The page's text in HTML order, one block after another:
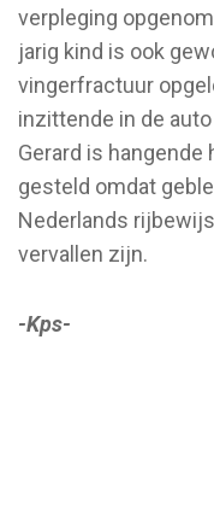
verpleging
jarig kind is ook
vingerfractuur
inzittende in de
Gerard is
gesteld omdat
Nederlands
vervallen zijn.
-Kps-